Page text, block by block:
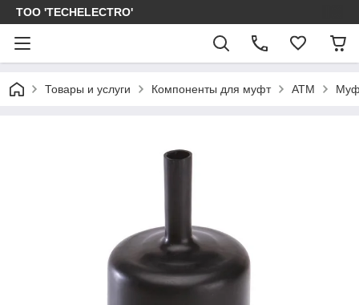
ТОО 'TECHELECTRO'
Товары и услуги Компоненты для муфт АТМ